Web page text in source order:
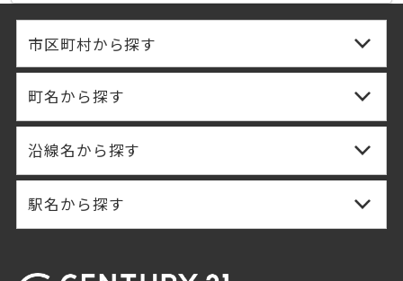
市区町村から探す
町名から探す
沿線名から探す
駅名から探す